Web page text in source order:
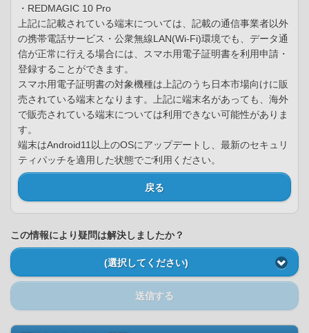
・REDMAGIC 10 Pro
上記に記載されている端末については、記載の通信事業者以外
の携帯電話サービス・公衆無線LAN(Wi-Fi)環境でも、データ通
信が正常に行える場合には、スマホ用電子証明書を利用申請・
登録することができます。
スマホ用電子証明書の対象機種は上記のうち日本市場向けに販
売されている端末となります。上記に端末名があっても、海外
で販売されている端末については利用できない可能性がありま
す。
端末はAndroid11以上のOSにアップデートし、最新のセキュリ
ティパッチを適用した状態でご利用ください。
戻る
この情報により疑問は解決しましたか？
(選択してください)
送信する